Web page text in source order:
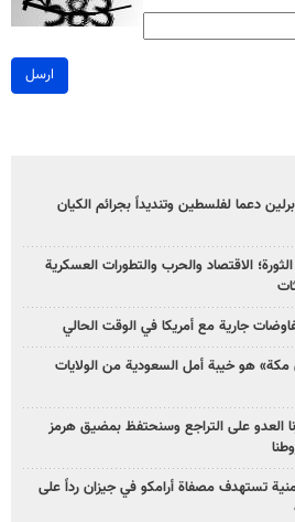
ارسل
دعما لفلسطين وتنديداً بجرائم الكيان
الاقتصاد والحرب والتطورات العسكرية
جارية مع أمريكا في الوقت الحالي
هو خيبة أمل السعودية من الولايات
العدو على التراجع وسنحتفظ بمضيق هرمز
تستهدف مصفاة أرامكو في جيزان رداً على